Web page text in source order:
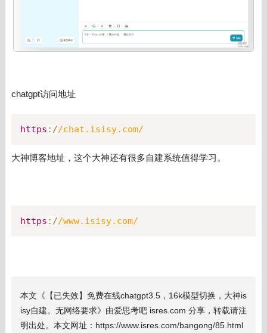
chatgpt访问地址
https : //chat.isisy.com/
大神博客地址，这个大神还有很多自建系统值得学习。
https : //www.isisy.com/
本文《【已失效】免费在线chatgpt3.5，16k模型切换，大神is
isy自建。无网络要求》由爱思考吧 isres.com 分享，转载请注
明出处。本文网址：https://www.isres.com/bangong/85.html